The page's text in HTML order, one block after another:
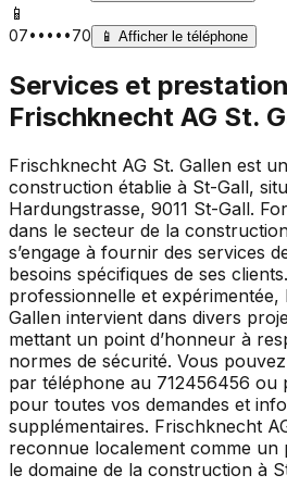
📱
07•••••70 📱 Afficher le téléphone
Services et
Frischknecht AG St.
Frischknecht AG St. Gallen est
construction établie à St-Gall,
Hardungstrasse, 9011 St-Gall.
dans le secteur de la
s’engage à fournir des services
besoins spécifiques de ses
professionnelle et expérimentée,
Gallen intervient dans divers
mettant un point d’honneur à
normes de sécurité. Vous
par téléphone au 712456456 ou
pour toutes vos demandes et
supplémentaires. Frischknecht
reconnue localement comme un
le domaine de la construction à